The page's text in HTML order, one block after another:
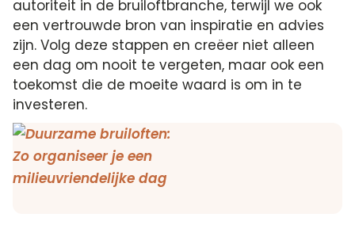
autoriteit in de bruiloftbranche, terwijl we ook
een vertrouwde bron van inspiratie en advies
zijn. Volg deze stappen en creëer niet alleen
een dag om nooit te vergeten, maar ook een
toekomst die de moeite waard is om in te
investeren.